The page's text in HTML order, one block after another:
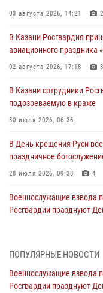
03 августа 2026, 14:21 2
В Казани Росгвардия
авиационного праздника
02 августа 2026, 17:18 3
В Казани сотрудники
подозреваемую в краже
30 июля 2026, 06:36
В День крещения Руси
праздничное
28 июля 2026, 09:38 4
Военнослужащие взвода
Росгвардии празднуют
Татарстанские
24 июля 2026, 15:05 4
ПОПУЛЯРНЫЕ НОВОСТИ
Военнослужащие взвода
Росгвардии празднуют